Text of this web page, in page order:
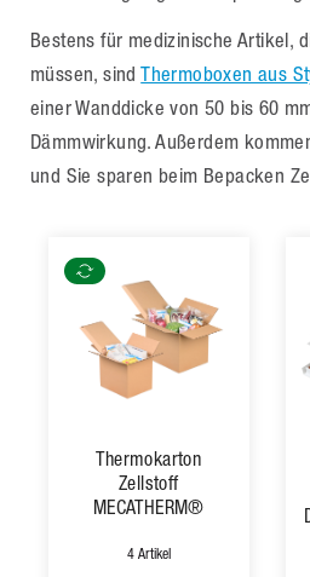
Bestens für medizinische Artikel,
müssen, sindThermoboxen aus
einer Wanddicke von 50 bis 60
Dämmwirkung. Außerdem
und Sie sparen beim Bepacken
Thermokarton
Zellstoff
MECATHERM®
4 Artikel